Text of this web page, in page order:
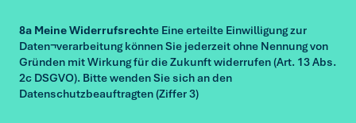
8a Meine Widerrufsrechte Eine erteilte Einwilligung zur
Daten¬verarbeitung können Sie jederzeit ohne Nennung von
Gründen mit Wirkung für die Zukunft widerrufen (Art. 13 Abs.
2c DSGVO). Bitte wenden Sie sich an den
Datenschutzbeauftragten (Ziffer 3)